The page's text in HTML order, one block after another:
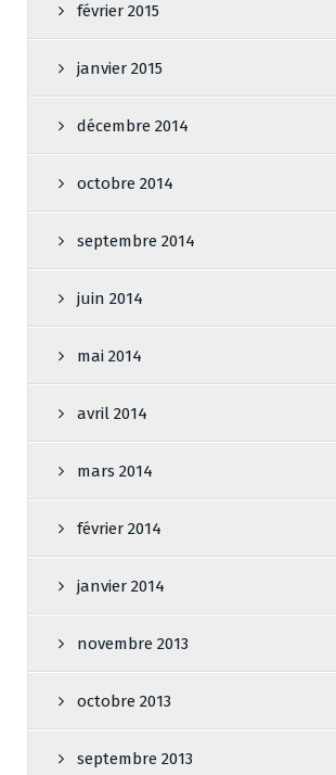
février 2015
janvier 2015
décembre 2014
octobre 2014
septembre 2014
juin 2014
mai 2014
avril 2014
mars 2014
février 2014
janvier 2014
novembre 2013
octobre 2013
septembre 2013